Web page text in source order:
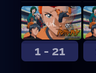
1 - 21
¡Un mal perdedor!